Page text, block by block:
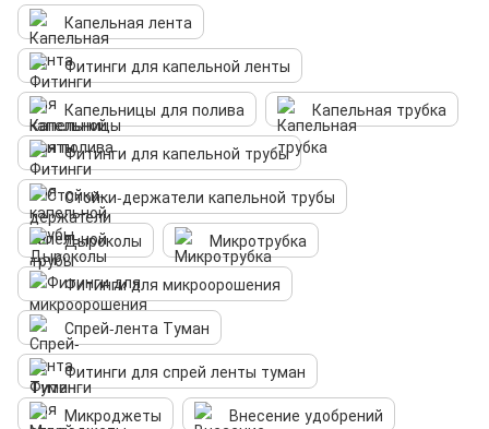
Капельная лента
Фитинги для капельной ленты
Капельницы для полива
Капельная трубка
Фитинги для капельной трубы
Стойки-держатели капельной трубы
Дыроколы
Микротрубка
Фитинги для микроорошения
Спрей-лента Туман
Фитинги для спрей ленты туман
Микроджеты
Внесение удобрений